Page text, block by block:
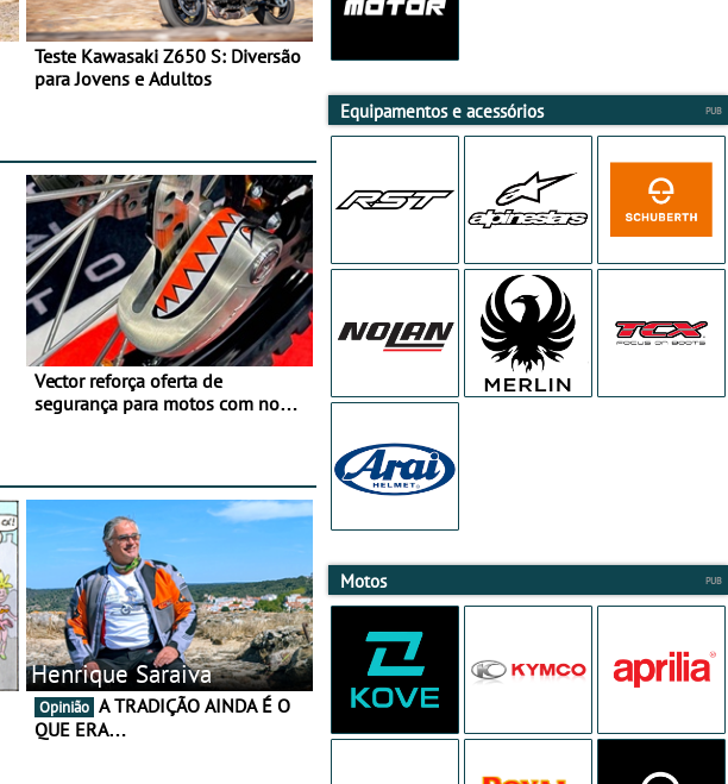
Teste Kawasaki Z650 S: Diversão
para Jovens e Adultos
Vector reforça oferta de
segurança para motos com nova
Henrique Saraiva
Opinião
QUE ERA…
Equipamentos e acessórios
Motos